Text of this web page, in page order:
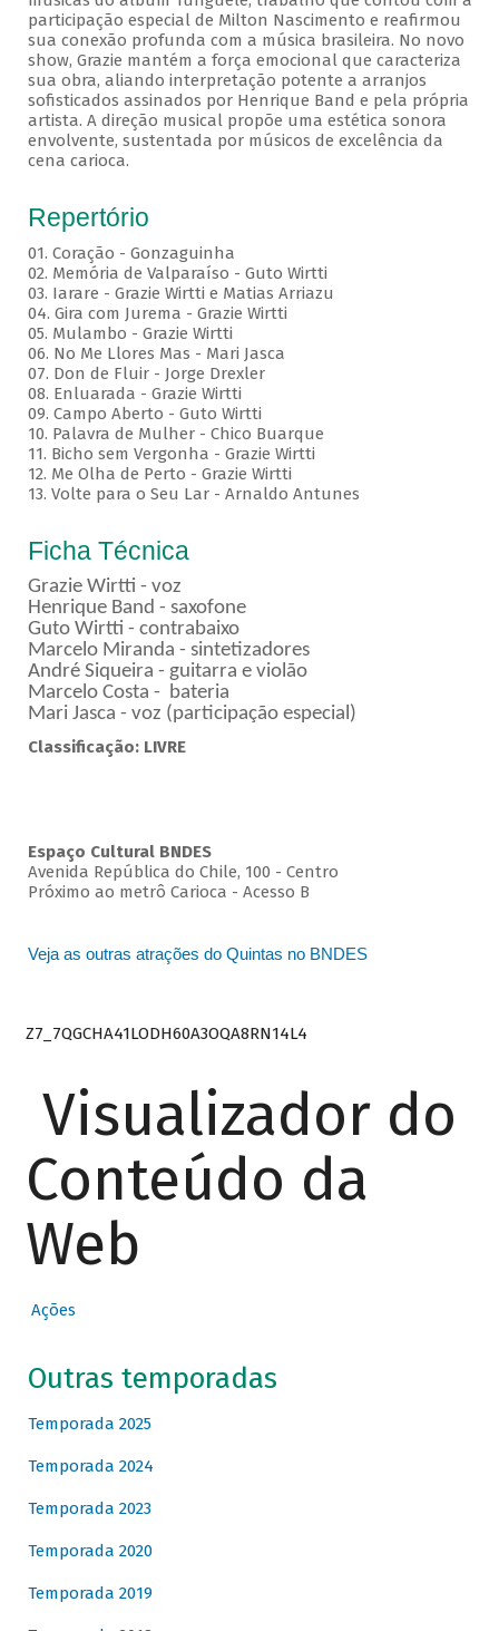
participação especial de Milton Nascimento e reafirmou
sua conexão profunda com a música brasileira. No novo
show, Grazie mantém a força emocional que caracteriza
sua obra, aliando interpretação potente a arranjos
sofisticados assinados por Henrique Band e pela própria
artista. A direção musical propõe uma estética sonora
envolvente, sustentada por músicos de excelência da
cena carioca.
Repertório
01. Coração - Gonzaguinha
02. Memória de Valparaíso - Guto Wirtti
03. Iarare - Grazie Wirtti e Matias Arriazu
04. Gira com Jurema - Grazie Wirtti
05. Mulambo - Grazie Wirtti
06. No Me Llores Mas - Mari Jasca
07. Don de Fluir - Jorge Drexler
08. Enluarada - Grazie Wirtti
09. Campo Aberto - Guto Wirtti
10. Palavra de Mulher - Chico Buarque
11. Bicho sem Vergonha - Grazie Wirtti
12. Me Olha de Perto - Grazie Wirtti
13. Volte para o Seu Lar - Arnaldo Antunes
Ficha Técnica
Grazie Wirtti - voz
Henrique Band - saxofone
Guto Wirtti - contrabaixo
Marcelo Miranda - sintetizadores
André Siqueira - guitarra e violão
Marcelo Costa - bateria
Mari Jasca - voz (participação especial)
Classificação: LIVRE
Espaço Cultural BNDES
Avenida República do Chile, 100 - Centro
Próximo ao metrô Carioca - Acesso B
Veja as outras atrações do Quintas no BNDES
Z7_7QGCHA41LODH60A3OQA8RN14L4
Visualizador do
Conteúdo da
Web
Ações
Outras temporadas
Temporada 2025
Temporada 2024
Temporada 2023
Temporada 2020
Temporada 2019